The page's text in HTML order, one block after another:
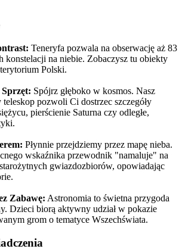
Teneryfa pozwala na obserwację aż 83
konstelacji na niebie. Zobaczysz tu obiekty
Polski.
Spójrz głęboko w kosmos. Nasz
teleskop pozwoli Ci dostrzec szczegóły
pierścienie Saturna czy odległe,
Płynnie przejdziemy przez mapę nieba.
wskaźnika przewodnik "namaluje" na
gwiazdozbiorów, opowiadając
Zabawę: Astronomia to świetna przygoda
Dzieci biorą aktywny udział w pokazie
grom o tematyce Wszechświata.